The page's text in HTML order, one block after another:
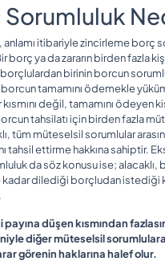
itibariyle zincirleme borç
borç ya da zararın birden fazla
birinin borcun
tamamını ödemekle
değil, tamamını ödeyen
tahsilatı için birden fazla
tüm müteselsil sorumlular
tahsil ettirme hakkına sahiptir.
da söz konusu ise; alacaklı,
kadar dilediği borçludan istediği
düşen kısmından
diğer müteselsil
görenin haklarına halef olur.